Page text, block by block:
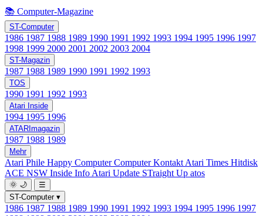
📚 Computer-Magazine
ST-Computer
1986 1987 1988 1989 1990 1991 1992 1993 1994 1995 1996 1997
1998 1999 2000 2001 2002 2003 2004
ST-Magazin
1987 1988 1989 1990 1991 1992 1993
TOS
1990 1991 1992 1993
Atari Inside
1994 1995 1996
ATARImagazin
1987 1988 1989
Mehr
Atari Phile Happy ComputerComputer Kontakt Atari Times Hitdisk
ACE NSW Inside Info Atari Update STraight Up atos
🌞 🌙
☰
ST-Computer ▾
1986 1987 1988 1989 1990 1991 1992 1993 1994 1995 1996 1997